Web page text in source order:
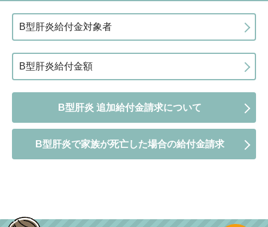
B型肝炎給付金対象者
B型肝炎給付金額
B型肝炎 追加給付金請求について
B型肝炎で家族が死亡した場合の給付金請求